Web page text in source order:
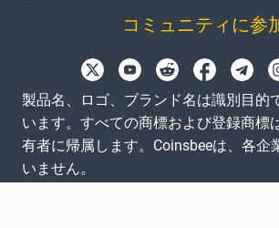
コミュニティに参
製品名、ロゴ、ブランド名は識別目的
います。すべての商標および登録商標
有者に帰属します。Coinsbeeは、各企
いません。